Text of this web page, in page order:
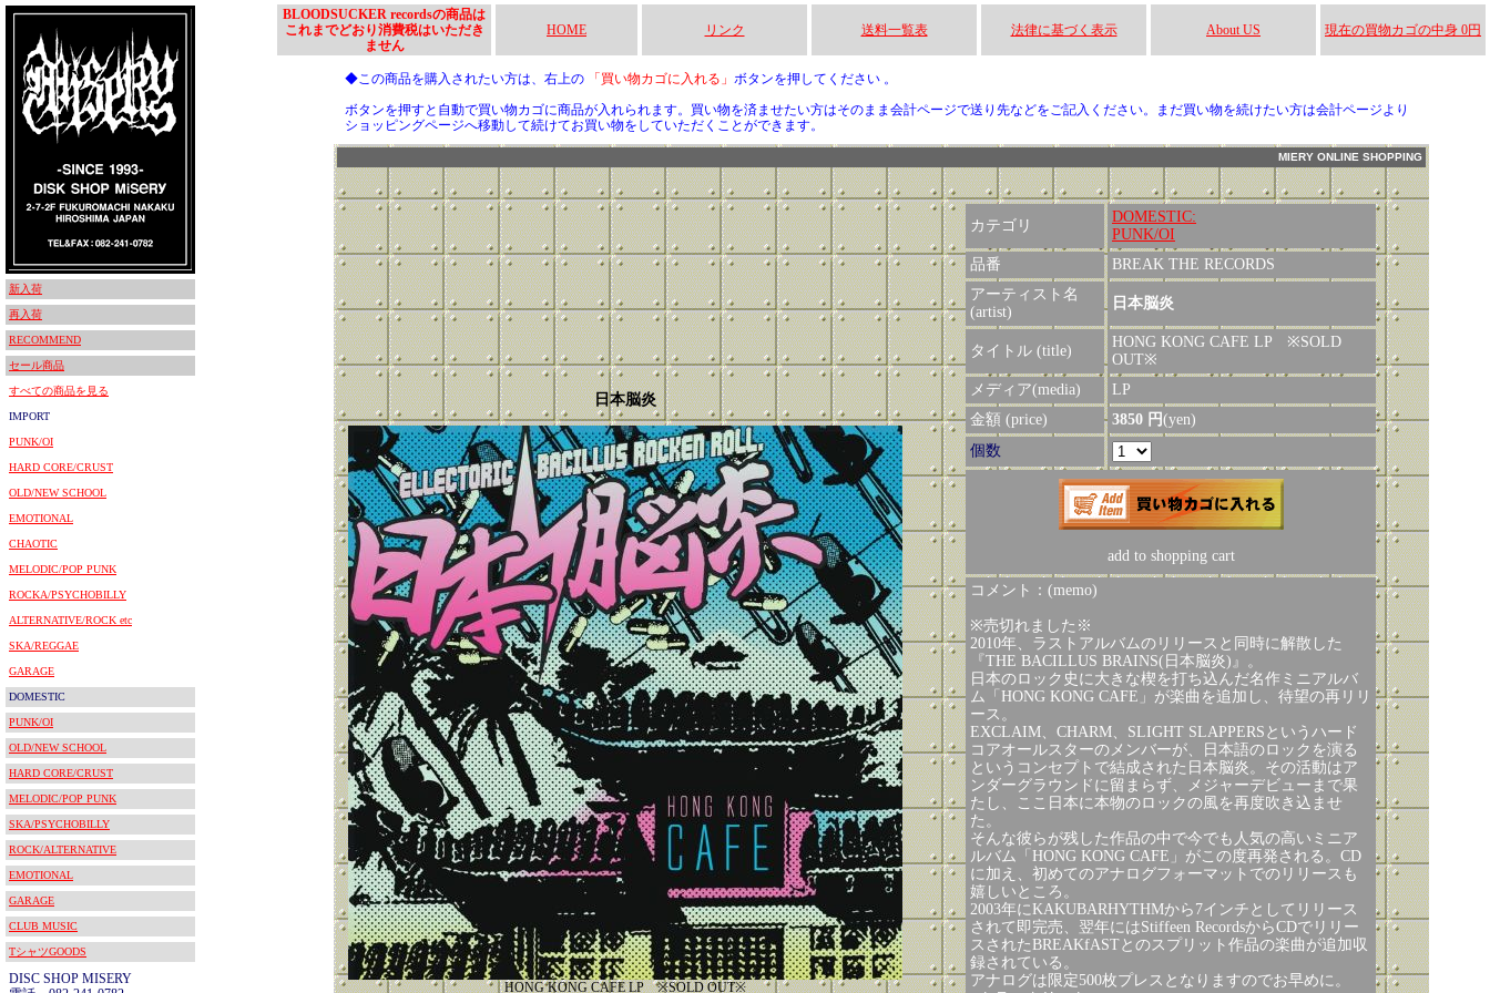
新入荷
再入荷
RECOMMEND
セール商品
すべての商品を見る
IMPORT
PUNK/OI
HARD CORE/CRUST
OLD/NEW SCHOOL
EMOTIONAL
CHAOTIC
MELODIC/POP PUNK
ROCKA/PSYCHOBILLY
ALTERNATIVE/ROCK etc
SKA/REGGAE
GARAGE
DOMESTIC
PUNK/OI
OLD/NEW SCHOOL
HARD CORE/CRUST
MELODIC/POP PUNK
SKA/PSYCHOBILLY
ROCK/ALTERNATIVE
EMOTIONAL
GARAGE
CLUB MUSIC
TシャツGOODS
DISC SHOP MISERY
BLOODSUCKER recordsの商品は
これまでどおり消費税はいただき
ません
HOME リンク 送料一覧表 法律に基づく表示 About US 現在の買物カゴの中身 0円
◆この商品を購入されたい方は、右上の 「買い物カゴに入れる」 ボタンを押してください 。
ボタンを押すと自動で買い物カゴに商品が入れられます。買い物を済ませたい方はそのまま会計ページで送り先などをご記入ください。まだ買い物を続けたい方は会計ページより
ショッピングページへ移動して続けてお買い物をしていただくことができます。
MIERY ONLINE SHOPPING
日本脳炎
HONG KONG CAFE LP ※SOLD OUT※
カテゴリ
DOMESTIC:
PUNK/OI
品番
BREAK THE RECORDS
アーティスト名
(artist)
日本脳炎
タイトル (title)
HONG KONG CAFE LP ※SOLD
OUT※
メディア(media)
LP
金額 (price)
3850 円(yen)
個数
add to shopping cart
コメント：(memo)
※売切れました※
2010年、ラストアルバムのリリースと同時に解散した
『THE BACILLUS BRAINS(日本脳炎)』。
日本のロック史に大きな楔を打ち込んだ名作ミニアルバ
ム「HONG KONG CAFE」が楽曲を追加し、待望の再リリ
ース。
EXCLAIM、CHARM、SLIGHT SLAPPERSというハード
コアオールスターのメンバーが、日本語のロックを演る
というコンセプトで結成された日本脳炎。その活動はア
ンダーグラウンドに留まらず、メジャーデビューまで果
たし、ここ日本に本物のロックの風を再度吹き込ませ
た。
そんな彼らが残した作品の中で今でも人気の高いミニア
ルバム「HONG KONG CAFE」がこの度再発される。CD
に加え、初めてのアナログフォーマットでのリリースも
嬉しいところ。
2003年にKAKUBARHYTHMから7インチとしてリリース
されて即完売、翌年にはStiffeen RecordsからCDでリリー
スされたBREAKfASTとのスプリット作品の楽曲が追加収
録されている。
アナログは限定500枚プレスとなりますのでお早めに。